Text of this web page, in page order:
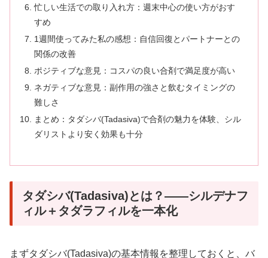
忙しい生活での取り入れ方：週末中心の使い方がおす
すめ
1週間使ってみた私の感想：自信回復とパートナーとの
関係の改善
ポジティブな意見：コスパの良い合剤で満足度が高い
ネガティブな意見：副作用の強さと飲むタイミングの
難しさ
まとめ：タダシバ(Tadasiva)で合剤の魅力を体験、シル
ダリストより安く効果も十分
タダシバ(Tadasiva)とは？――シルデナフ
ィル＋タダラフィルを一本化
まずタダシバ(Tadasiva)の基本情報を整理しておくと、バ